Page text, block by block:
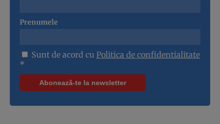
Prenumele
Sunt de acord cu Politica de confidentialitate
*